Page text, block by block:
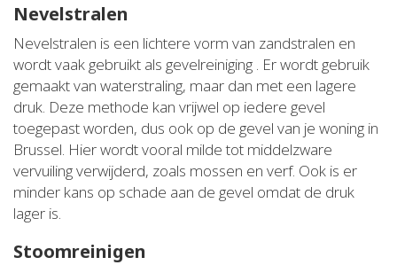
Nevelstralen
Nevelstralen is een lichtere vorm van zandstralen en
wordt vaak gebruikt als gevelreiniging . Er wordt gebruik
gemaakt van waterstraling, maar dan met een lagere
druk. Deze methode kan vrijwel op iedere gevel
toegepast worden, dus ook op de gevel van je woning in
Brussel. Hier wordt vooral milde tot middelzware
vervuiling verwijderd, zoals mossen en verf. Ook is er
minder kans op schade aan de gevel omdat de druk
lager is.
Stoomreinigen